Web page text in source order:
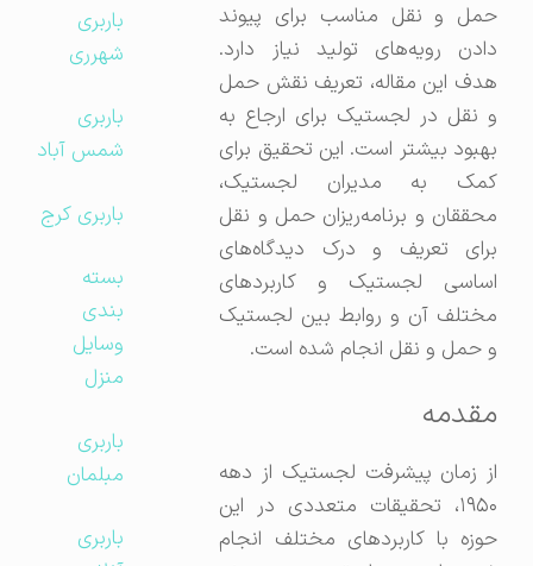
حمل و نقل مناسب برای پیوند
دادن رویه‌های تولید نیاز دارد.
هدف این مقاله، تعریف نقش حمل
و نقل در لجستیک برای ارجاع به
بهبود بیشتر است. این تحقیق برای
کمک به مدیران لجستیک،
محققان و برنامه‌ریزان حمل و نقل
برای تعریف و درک دیدگاه‌های
اساسی لجستیک و کاربردهای
مختلف آن و روابط بین لجستیک
و حمل و نقل انجام شده است.
مقدمه
از زمان پیشرفت لجستیک از دهه
۱۹۵۰، تحقیقات متعددی در این
حوزه با کاربردهای مختلف انجام
باربری
شهرری
باربری
شمس آباد
باربری کرج
بسته
بندی
وسایل
منزل
باربری
مبلمان
باربری